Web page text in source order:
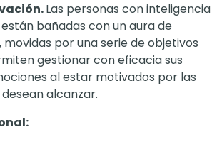
Las personas con inteligencia
bañadas con un aura de
por una serie de objetivos
gestionar con eficacia sus
al estar motivados por las
alcanzar.